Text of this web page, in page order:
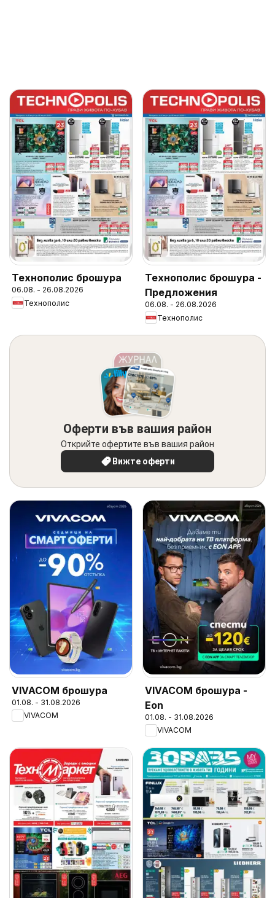
Технополис брошура
06.08. - 26.08.2026
Технополис
Технополис брошура -
Предложения
06.08. - 26.08.2026
Технополис
Оферти във вашия район
Открийте офертите във вашия район
Вижте оферти
VIVACOM брошура
01.08. - 31.08.2026
VIVACOM
VIVACOM брошура -
Eon
01.08. - 31.08.2026
VIVACOM